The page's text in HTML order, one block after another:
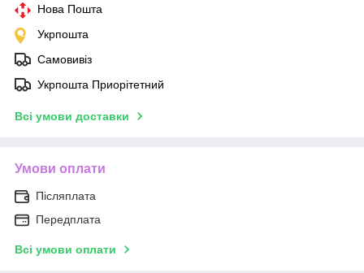
Нова Пошта
Укрпошта
Самовивіз
Укрпошта Приорітетний
Всі умови доставки
Умови оплати
Післяплата
Передплата
Всі умови оплати